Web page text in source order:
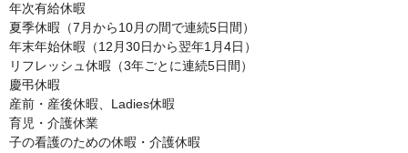
年次有給休暇
夏季休暇（7月から10月の間で連続5日間）
年末年始休暇（12月30日から翌年1月4日）
リフレッシュ休暇（3年ごとに連続5日間）
慶弔休暇
産前・産後休暇、Ladies休暇
育児・介護休業
子の看護のための休暇・介護休暇